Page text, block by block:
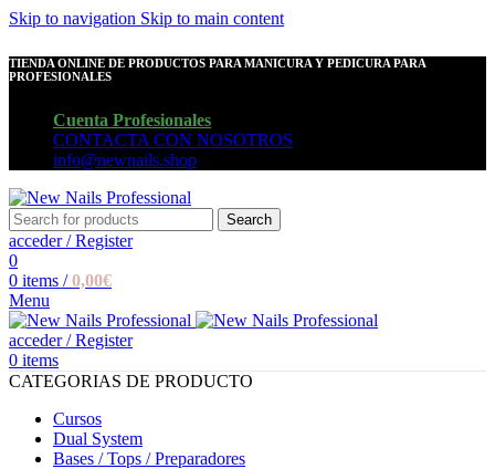
Skip to navigation Skip to main content
TIENDA ONLINE DE PRODUCTOS PARA MANICURA Y PEDICURA PARA
PROFESIONALES
Cuenta Profesionales
CONTACTA CON NOSOTROS
info@newnails.shop
Search
acceder / Register
0
0 items / 0,00€
Menu
acceder / Register
0 items
CATEGORIAS DE PRODUCTO
Cursos
Dual System
Bases / Tops / Preparadores